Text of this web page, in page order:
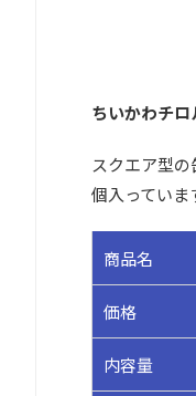
ちいかわチ
スクエア型
個入っていま
商品名
価格
内容量